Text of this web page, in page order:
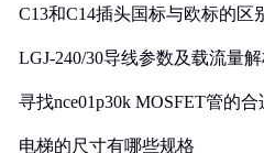
C13和C14插头国标与欧标的区
LGJ-240/30导线参数及载流量
寻找nce01p30k MOSFET管的
电梯的尺寸有哪些规格